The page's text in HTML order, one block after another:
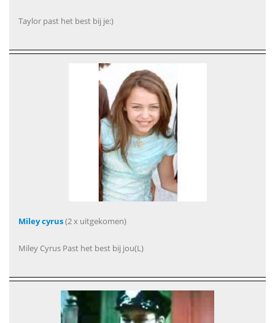
Taylor past het best bij je:)
Miley cyrus(2 x uitgekomen)
Miley Cyrus Past het best bij jou(L)